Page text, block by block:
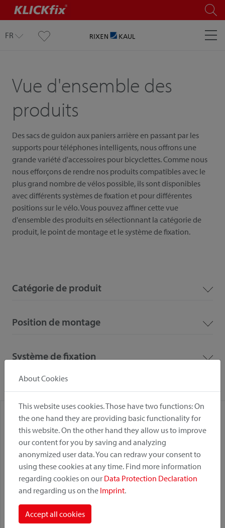
FR
Vue d'ensemble des
produits
Des sacs de guidon aux paniers arrière en passant par les
supports pour téléphones intelligents, nous offrons une
grande variété d'accessoires pour bicyclettes. Comme nous
nous efforçons de rendre nos produits compatibles avec le
plus grand nombre de vélos possible, ils sont disponibles
avec différents systèmes de fixation et pour différentes
positions sur le vélo. Vous pouvez affiner cette vue
d'ensemble des produits en sélectionnant la catégorie de
produit, le point de montage et le système de fixation.
Catégorie de produit
Position de montage
Système de fixation
Xtra Rail
About Cookies
This website uses cookies. Those have two functions: On
the one hand they are providing basic functionality for
this website. On the other hand they allow us to improve
our content for you by saving and analyzing
anonymized user data. You can redraw your consent to
using these cookies at any time. Find more information
regarding cookies on our Data Protection Declaration
and regarding us on the Imprint.
Accept all cookies